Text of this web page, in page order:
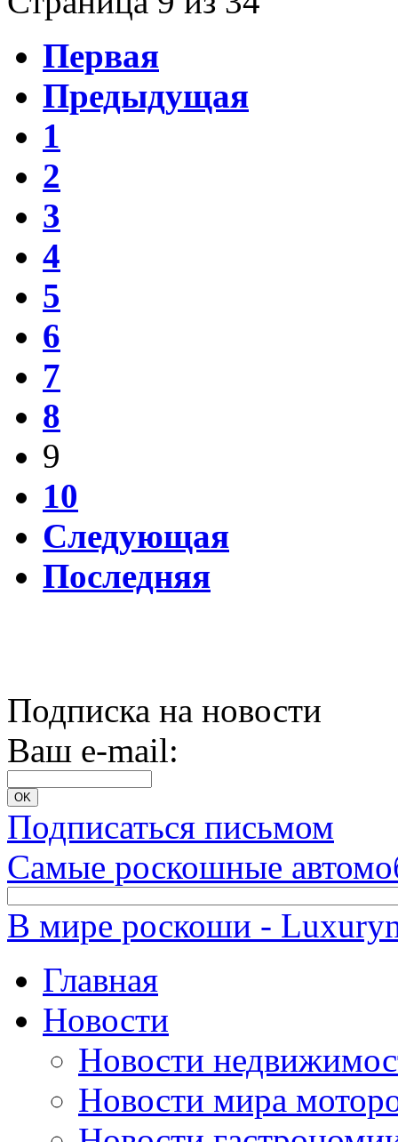
Первая
Предыдущая
1
2
3
4
5
6
7
8
9
10
Следующая
Последняя
Подписка на новости
Ваш e-mail:
Подписаться письмом
Самые роскошные
В мире роскоши -
Главная
Новости
Новости
Новости мира